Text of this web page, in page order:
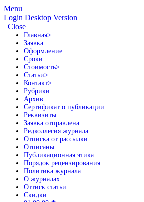
Menu
Login Desktop Version
Close
Главная>
Заявка
Оформление
Сроки
Стоимость>
Статьи>
Контакт>
Рубрики
Архив
Сертификат о публикации
Реквизиты
Заявка отправлена
Редколлегия журнала
Отписка от рассылки
Отписаны
Публикационная этика
Порядок рецензирования
Политика журнала
О журналах
Оттиск статьи
Скидки